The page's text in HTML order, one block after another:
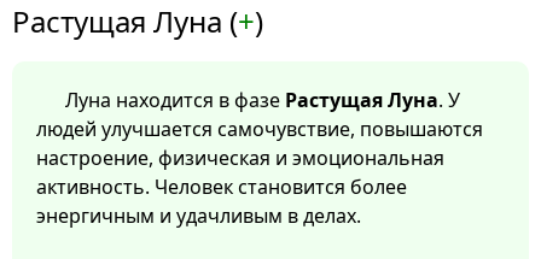
Растущая Луна (+)
Луна находится в фазе Растущая Луна. У
людей улучшается самочувствие, повышаются
настроение, физическая и эмоциональная
активность. Человек становится более
энергичным и удачливым в делах.